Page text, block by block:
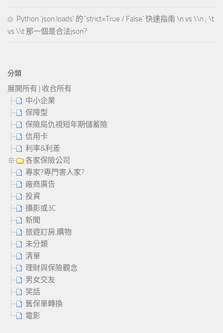
Python `json.loads` 的 `strict=True / False` 快速指南 \n vs \\n ; \t
vs \\t 那一個是合法json?
分類
展開所有 | 收合所有
中小企業
保障型
保險局仇視短年期儲蓄險
信用卡
利率&利差
各家保險公司
專家?專門害人家?
廠商廣告
投資
攝影或3C
新聞
旅遊訂房,購物
未分類
清單
理財與保險觀念
男女交友
笑話
舊保單轉換
電影